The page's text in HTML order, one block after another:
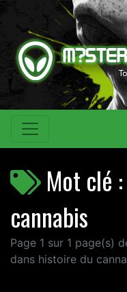
Mot clé
cannabis
Page 1 sur 1 page(s)
dans histoire du